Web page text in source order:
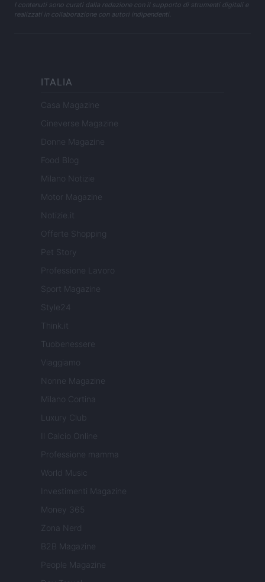
I contenuti sono curati dalla redazione con il supporto di strumenti digitali e
realizzati in collaborazione con autori indipendenti.
ITALIA
Casa Magazine
Cineverse Magazine
Donne Magazine
Food Blog
Milano Notizie
Motor Magazine
Notizie.it
Offerte Shopping
Pet Story
Professione Lavoro
Sport Magazine
Style24
Think.it
Tuobenessere
Viaggiamo
Nonne Magazine
Milano Cortina
Luxury Club
Il Calcio Online
Professione mamma
World Music
Investimenti Magazine
Money 365
Zona Nerd
B2B Magazine
People Magazine